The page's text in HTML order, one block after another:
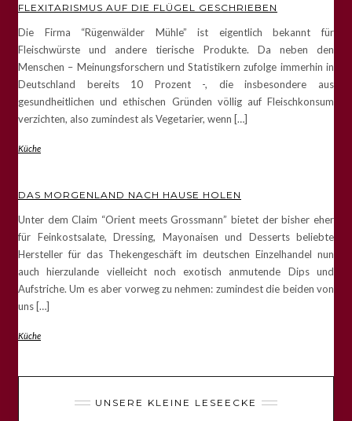
FLEXITARISMUS AUF DIE FLÜGEL GESCHRIEBEN
Die Firma “Rügenwälder Mühle” ist eigentlich bekannt für
Fleischwürste und andere tierische Produkte. Da neben den
Menschen – Meinungsforschern und Statistikern zufolge immerhin in
Deutschland bereits 10 Prozent -, die insbesondere aus
gesundheitlichen und ethischen Gründen völlig auf Fleischkonsum
verzichten, also zumindest als Vegetarier, wenn […]
Küche
DAS MORGENLAND NACH HAUSE HOLEN
Unter dem Claim “Orient meets Grossmann” bietet der bisher eher
für Feinkostsalate, Dressing, Mayonaisen und Desserts beliebte
Hersteller für das Thekengeschäft im deutschen Einzelhandel nun
auch hierzulande vielleicht noch exotisch anmutende Dips und
Aufstriche. Um es aber vorweg zu nehmen: zumindest die beiden von
uns […]
Küche
UNSERE KLEINE LESEECKE